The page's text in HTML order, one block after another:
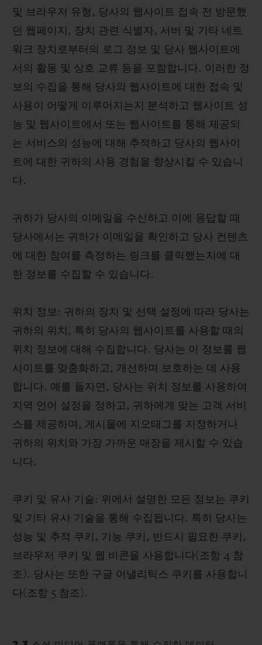
및 브라우저 유형, 당사의 웹사이트 접속 전 방문했
던 웹페이지, 장치 관련 식별자, 서버 및 기타 네트
워크 장치로부터의 로그 정보 및 당사 웹사이트에
서의 활동 및 상호 교류 등을 포함합니다. 이러한 정
보의 수집을 통해 당사의 웹사이트에 대한 접속 및
사용이 어떻게 이루어지는지 분석하고 웹사이트 성
능 및 웹사이트에서 또는 웹사이트를 통해 제공되
는 서비스의 성능에 대해 추적하고 당사의 웹사이
트에 대한 귀하의 사용 경험을 향상시킬 수 있습니
다.
귀하가 당사의 이메일을 수신하고 이에 응답할 때
당사에서는 귀하가 이메일을 확인하고 당사 컨텐츠
에 대한 참여를 측정하는 링크를 클릭했는지에 대
한 정보를 수집할 수 있습니다.
위치 정보: 귀하의 장치 및 선택 설정에 따라 당사는
귀하의 위치, 특히 당사의 웹사이트를 사용할 때의
위치 정보에 대해 수집합니다. 당사는 이 정보를 웹
사이트를 맞춤화하고, 개선하며 보호하는 데 사용
합니다. 예를 들자면, 당사는 위치 정보를 사용하여
지역 언어 설정을 정하고, 귀하에게 맞는 고객 서비
스를 제공하며, 게시물에 지오태그를 지정하거나
귀하의 위치와 가장 가까운 매장을 제시할 수 있습
니다.
쿠키 및 유사 기술: 위에서 설명한 모든 정보는 쿠키
및 기타 유사 기술을 통해 수집됩니다. 특히 당사는
성능 및 추적 쿠키, 기능 쿠키, 반드시 필요한 쿠키,
브라우저 쿠키 및 웹 비콘을 사용합니다(조항 4 참
조). 당사는 또한 구글 어낼리틱스 쿠키를 사용합니
다(조항 5 참조).